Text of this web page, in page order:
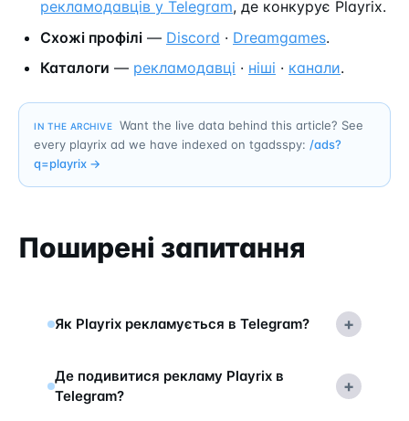
рекламодавців у Telegram, де конкурує Playrix.
Схожі профілі — Discord · Dreamgames.
Каталоги — рекламодавці · ніші · канали.
IN THE ARCHIVE
Want the live data behind this article? See
every playrix ad we have indexed on tgadsspy: /ads?
q=playrix →
Поширені запитання
Як Playrix рекламується в Telegram? +
Де подивитися рекламу Playrix в
Telegram?
+